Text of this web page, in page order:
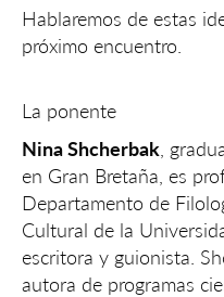
Hablaremos de estas
próximo encuentro.
La ponente
Nina Shcherbak ,
en Gran Bretaña, es
Departamento de
Cultural de la
escritora y guionista.
autora de programas